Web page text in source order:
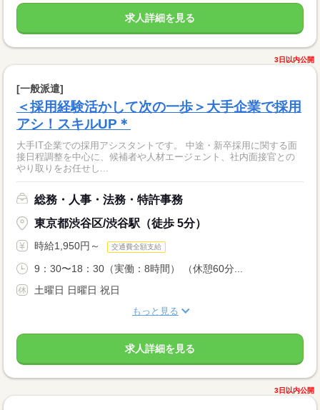
求人詳細を見る
3日以内公開
[一般派遣]
＜採用経験活かして次の一歩＞大手企業で採用
アシ！スキルUP＊
大手IT企業での採用アシスタントです。 中途・新卒採用に関する面
接日程調整を中心に、候補者や人材エージェント、社内面接官との
やり取りをお任せし...
総務・人事・法務・特許事務
東京都渋谷区/渋谷駅（徒歩 5分）
時給1,950円～ 交通費全額支給
9：30〜18：30（実働：8時間） （休憩60分...
土曜日 日曜日 祝日
もっと見る
求人詳細を見る
3日以内公開